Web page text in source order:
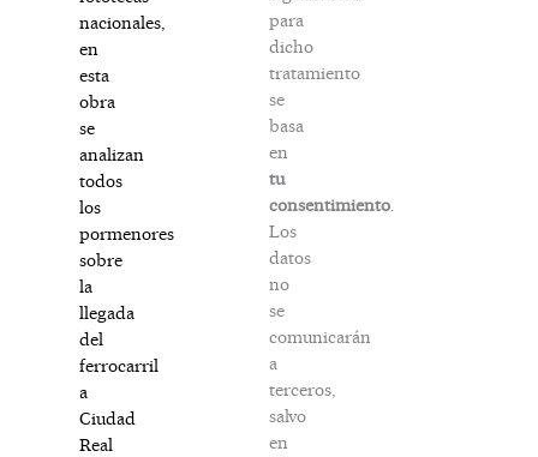
nacionales,
en
esta
obra
se
analizan
todos
los
pormenores
sobre
la
llegada
del
ferrocarril
a
Ciudad
Real
para
dicho
tratamiento
se
basa
en
tu
consentimiento.
Los
datos
no
se
comunicarán
a
terceros,
salvo
en